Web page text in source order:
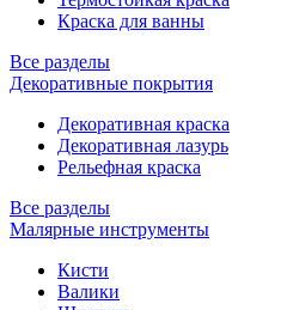
Краска для ванны
Все разделы
Декоративные покрытия
Декоративная краска
Декоративная лазурь
Рельефная краска
Все разделы
Малярные инструменты
Кисти
Валики